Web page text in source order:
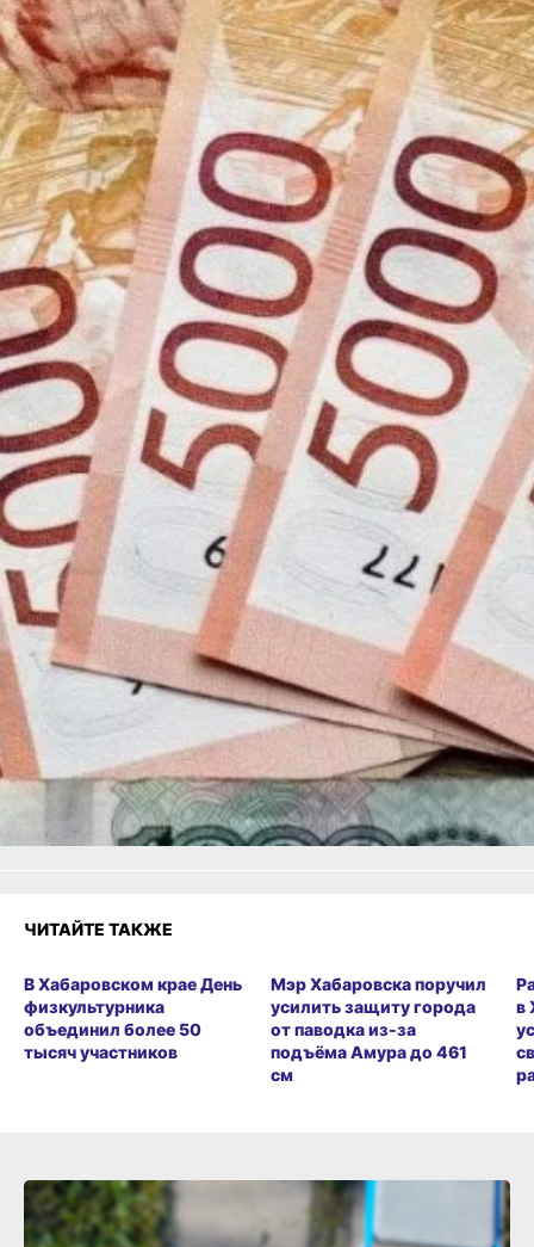
оказывали психологическое
давление на потерпевших.
Злоумышленники убедили
супругов перевести денежные
средства на якобы
«безопасные счета», а также
передать крупную сумму
наличными через курьера.
Ситуация прояснилась после
того, как сын потерпевших
обнаружил дома документы,
свидетельствующие о снятии
значительных сумм,
и рукописные записи
с инструкциями от мошенников.
По факту произошедшего
возбуждено уголовное дело.
Правоохранительные органы
проводят комплекс
оперативно‑розыскных
мероприятий, направленных
на установление лиц,
причастных к совершению
противоправного деяния.
В ТЕМУ:
Более 1600 га обработано
от клещей в Хабаровском крае
Читайте нас в соцсетях:
ВКонтакте,
Одноклассники, Телеграмили
Яндекс.Дзен
МАКС
Как вам материал?
Огонь!
Удивило
Грустно
Злость
Разочарование
ЧИТАЙТЕ ТАКЖЕ
В Хабаровском крае День
физкультурника
объединил более 50
тысяч участников
Мэр Хабаровска поручил
усилить защиту города
от паводка из-за
подъёма Амура до 461
см
в